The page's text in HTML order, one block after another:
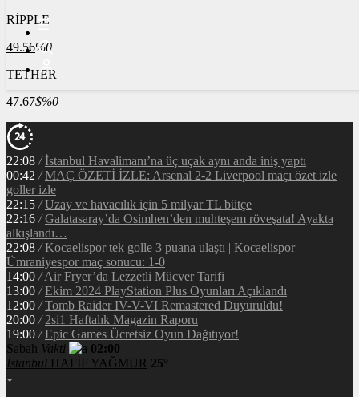
RİPPLE
49.56%0
TETHER
47.67$%0
22:08 / İstanbul Havalimanı’na üç uçak aynı anda iniş yaptı
00:42 / MAÇ ÖZETİ İZLE: Arsenal 2-2 Liverpool maçı özet izle
goller izle
22:15 / Uzay ve havacılık için 5 milyar TL bütçe
22:16 / Galatasaray’da Osimhen’den muhteşem röveşata! Ayakta
alkışlandı…
22:08 / Kocaelispor tek golle 3 puana ulaştı | Kocaelispor –
Ümraniyespor maç sonucu: 1-0
14:00 / Air Fryer’da Lezzetli Mücver Tarifi
13:00 / Ekim 2024 PlayStation Plus Oyunları Açıklandı
12:00 / Tomb Raider IV-V-VI Remastered Duyuruldu!
20:00 / 2si1 Haftalık Magazin Raporu
19:00 / Epic Games Ücretsiz Oyun Dağıtıyor!
Sabah Vakti
02:00
İstanbul HAFİF YAĞMUR 25°